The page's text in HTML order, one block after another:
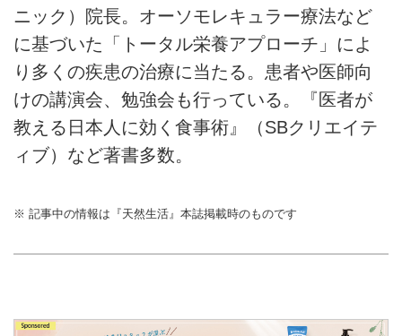
ニック）院長。オーソモレキュラー療法など
に基づいた「トータル栄養アプローチ」によ
り多くの疾患の治療に当たる。患者や医師向
けの講演会、勉強会も行っている。『医者が
教える日本人に効く食事術』（SBクリエイテ
ィブ）など著書多数。
※ 記事中の情報は『天然生活』本誌掲載時のものです